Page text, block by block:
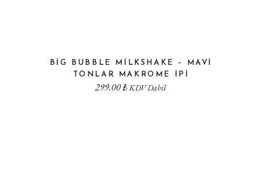
BIG BUBBLE MILKSHAKE – MAVI
TONLAR MAKROME IPI
299.00₺KDV Dahil